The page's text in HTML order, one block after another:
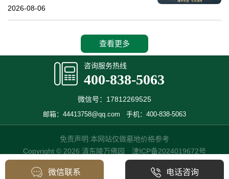
838-5063清东陵万佛园，作为中国历史上著名
2026-08-06
查看更多
咨询服务热线
400-838-5063
微信号：17812269525
邮箱：44413758@qq.com 手机：400-838-5063
免责声明:本网站仅做墓地价格参考
Copyright © 2026 清东陵万佛园 津ICP备2024019672号
微信联系 电话咨询